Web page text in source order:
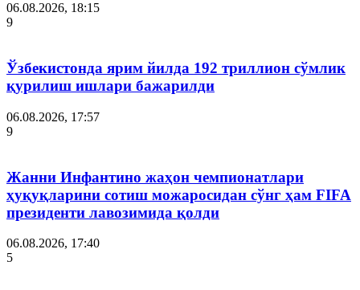
06.08.2026, 18:15
9
Ўзбекистонда ярим йилда 192 триллион сўмлик
қурилиш ишлари бажарилди
06.08.2026, 17:57
9
Жанни Инфантино жаҳон чемпионатлари
ҳуқуқларини сотиш можаросидан сўнг ҳам FIFA
президенти лавозимида қолди
06.08.2026, 17:40
5